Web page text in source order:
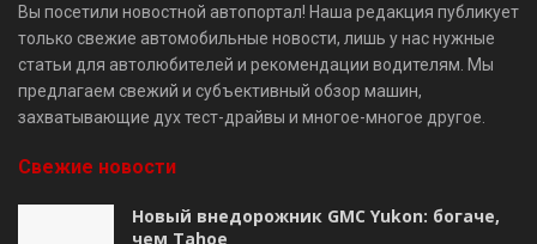
Вы посетили новостной автопортал! Наша редакция публикует
только свежие автомобильные новости, лишь у нас нужные
статьи для автолюбителей и рекомендации водителям. Мы
предлагаем свежий и субъективный обзор машин,
захватывающие дух тест-драйвы и многое-многое другое.
Свежие новости
Новый внедорожник GMC Yukon: богаче,
чем Tahoe